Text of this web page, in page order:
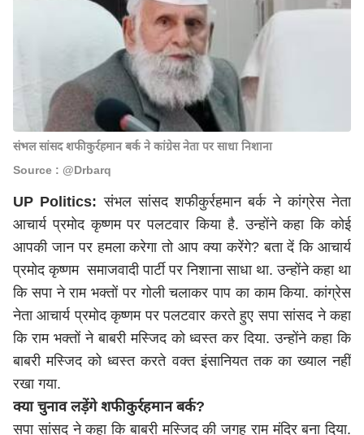
संभल सांसद शफीकुर्रहमान बर्क ने कांग्रेस नेता पर साधा निशाना
Source : @Drbarq
UP Politics: संभल सांसद शफीकुर्रहमान बर्क ने कांग्रेस नेता
आचार्य प्रमोद कृष्णम पर पलटवार किया है. उन्होंने कहा कि कोई
आपकी जान पर हमला करेगा तो आप क्या करेंगे? बता दें कि आचार्य
प्रमोद कृष्णम समाजवादी पार्टी पर निशाना साधा था. उन्होंने कहा था
कि सपा ने राम भक्तों पर गोली चलाकर पाप का काम किया. कांग्रेस
नेता आचार्य प्रमोद कृष्णम पर पलटवार करते हुए सपा सांसद ने कहा
कि राम भक्तों ने बाबरी मस्जिद को ध्वस्त कर दिया. उन्होंने कहा कि
बाबरी मस्जिद को ध्वस्त करते वक्त इंसानियत तक का ख्याल नहीं
रखा गया.
क्या चुनाव लड़ेंगे शफीकुर्रहमान बर्क?
सपा सांसद ने कहा कि बाबरी मस्जिद की जगह राम मंदिर बना दिया.